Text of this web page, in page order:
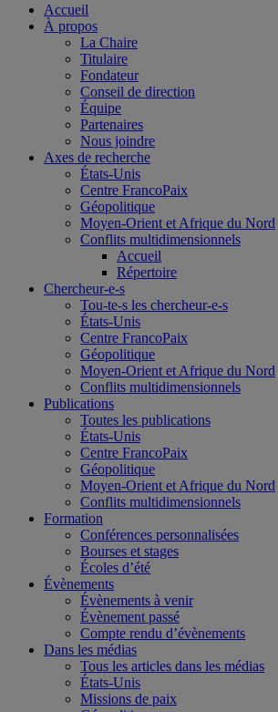
Accueil
À propos
La Chaire
Titulaire
Fondateur
Conseil de direction
Équipe
Partenaires
Nous joindre
Axes de recherche
États-Unis
Centre FrancoPaix
Géopolitique
Moyen-Orient et Afrique du Nord
Conflits multidimensionnels
Accueil
Répertoire
Chercheur-e-s
Tou-te-s les chercheur-e-s
États-Unis
Centre FrancoPaix
Géopolitique
Moyen-Orient et Afrique du Nord
Conflits multidimensionnels
Publications
Toutes les publications
États-Unis
Centre FrancoPaix
Géopolitique
Moyen-Orient et Afrique du Nord
Conflits multidimensionnels
Formation
Conférences personnalisées
Bourses et stages
Écoles d’été
Évènements
Évènements à venir
Évènement passé
Compte rendu d’évènements
Dans les médias
Tous les articles dans les médias
États-Unis
Missions de paix